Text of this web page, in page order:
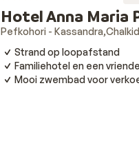
Hotel Anna Maria
Pefkohori - Kassandra
Strand op loopafstand
Familiehotel en een
Mooi zwembad voor